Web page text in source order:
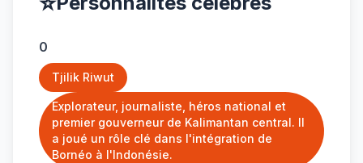
0
Tjilik Riwut
Explorateur, journaliste, héros national et
premier gouverneur de Kalimantan central. Il
a joué un rôle clé dans l'intégration de
Bornéo à l'Indonésie.